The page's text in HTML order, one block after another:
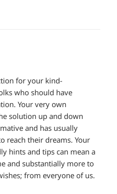
for your kind-
who should have
Your very own
solution up and down
and has usually
reach their dreams. Your
hints and tips can mean a
and substantially more to
from everyone of us.